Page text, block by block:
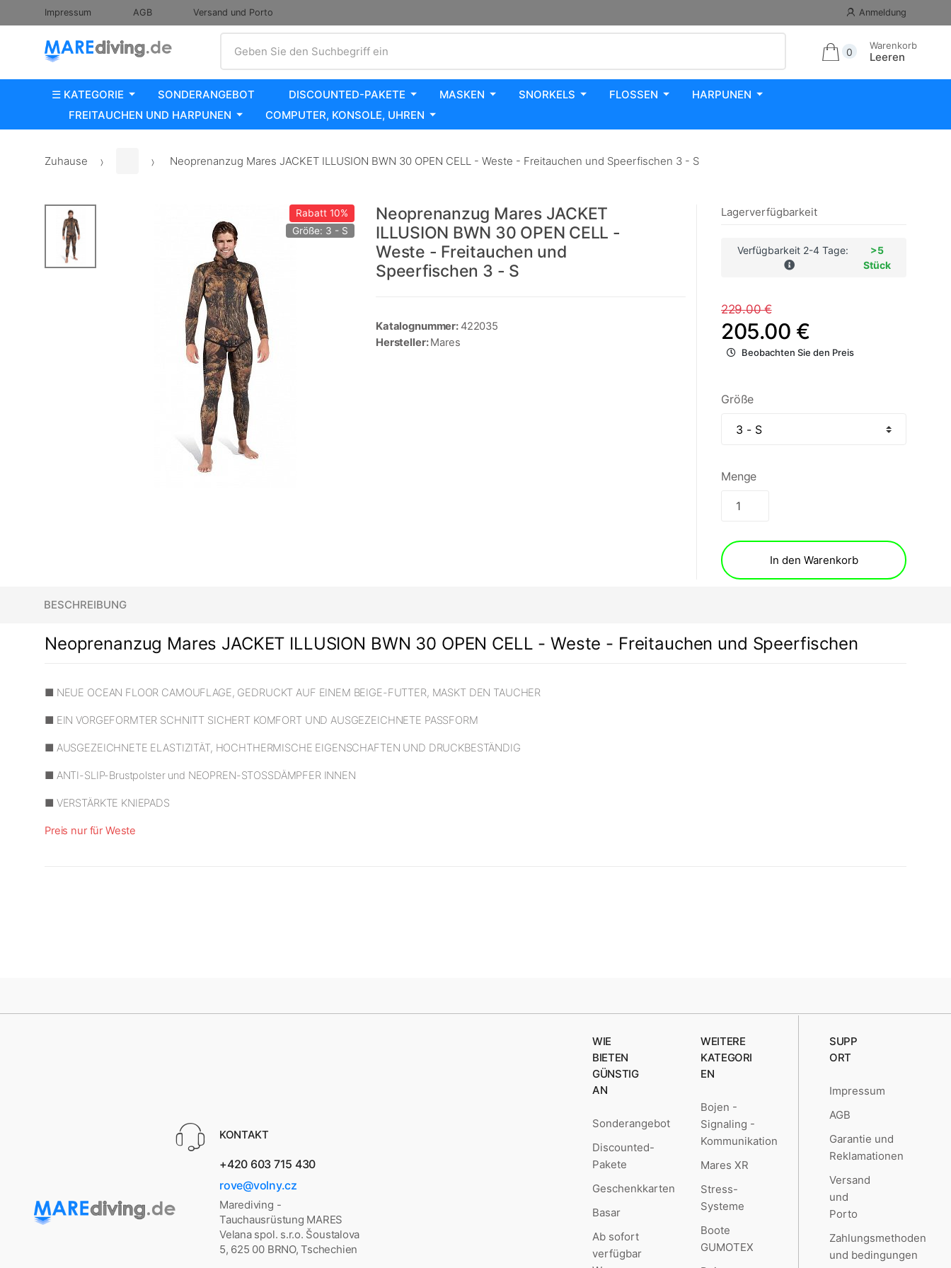
Impressum AGB Versand und Porto Anmeldung
Geben Sie den Suchbegriff ein
0
Warenkorb
Leeren
☰ KATEGORIE SONDERANGEBOT DISCOUNTED-PAKETE MASKEN SNORKELS FLOSSEN
HARPUNEN
FREITAUCHEN UND HARPUNEN
COMPUTER, KONSOLE, UHREN
Zuhause Neoprenanzug Mares JACKET ILLUSION BWN 30 OPEN CELL - Weste - Freitauchen und Speerfischen 3 - S
Rabatt10%
Größe: 3 - S
Neoprenanzug Mares JACKET
ILLUSION BWN 30 OPEN CELL -
Weste - Freitauchen und
Speerfischen 3 - S
Katalognummer: 422035
Hersteller:Mares
Lagerverfügbarkeit
Verfügbarkeit 2-4 Tage:
>5
Stück
229.00 €
205.00 €
Beobachten Sie den Preis
Größe
Menge
In den Warenkorb
BESCHREIBUNG
Neoprenanzug Mares JACKET ILLUSION BWN 30 OPEN CELL - Weste - Freitauchen und Speerfischen
■ NEUE OCEAN FLOOR CAMOUFLAGE, GEDRUCKT AUF EINEM BEIGE-FUTTER, MASKT DEN TAUCHER
■ EIN VORGEFORMTER SCHNITT SICHERT KOMFORT UND AUSGEZEICHNETE PASSFORM
■ AUSGEZEICHNETE ELASTIZITÄT, HOCHTHERMISCHE EIGENSCHAFTEN UND DRUCKBESTÄNDIG
■ ANTI-SLIP-Brustpolster und NEOPREN-STOSSDÄMPFER INNEN
■ VERSTÄRKTE KNIEPADS
Preis nur für Weste
KONTAKT
+420 603 715 430
rove@volny.cz
Marediving -
Tauchausrüstung MARES
Velana spol. s.r.o. Šoustalova
5, 625 00 BRNO, Tschechien
WIE
BIETEN
GÜNSTIG
AN
Sonderangebot
Discounted-
Pakete
Geschenkkarten
Basar
Ab sofort
verfügbar
WEITERE
KATEGORI
EN
Bojen -
Signaling -
Kommunikation
Mares XR
Stress-
Systeme
Boote
GUMOTEX
SUPP
ORT
Impressum
AGB
Garantie und
Reklamationen
Versand
und
Porto
Zahlungsmethoden
und bedingungen